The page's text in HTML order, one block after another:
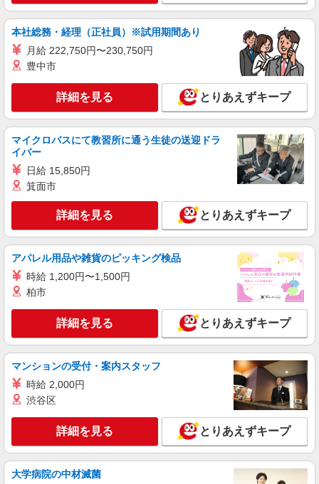
文化堂月島☆株式会社チェッカーサポート NO．7715
≪時給詳細≫ 時給 1,500円以上 ※高校生＝時
給1,400円以上 ★17時以降は時給100円UP！ ★さ
らに日祝は時給100円UP！ →日祝の17時以降は時
20 時間 )
キープ 詳細を見る
パート
サミットストア 月島3丁目店
時給1400円〜1450円（経験や業務内容によ
の勤務がある場合）
■サミットストア 月島3丁目店 東京都中央区
月島3-18
キープ 詳細を見る
パート
スーパー店内総菜スタッフ
時給1400円〜1450円（経験や業務内容によ
る） ★22時以降は平日時給の3割増！（22時以降
の勤務がある場合）
■サミットストア 月島3丁目店 東京都中央区
キープ 詳細を見る
パート
サミットストア 月島3丁目店
スーパー店内青果スタッフ
本社総務・経理（正社員）※試用期間あり
月給 222,750円〜230,750円
豊中市
詳細を見る とりあえずキープ
マイクロバスにて教習所に通う生徒の送迎ドラ
イバー
日給 15,850円
箕面市
詳細を見る とりあえずキープ
アパレル用品や雑貨のピッキング検品
時給 1,200円〜1,500円
柏市
詳細を見る とりあえずキープ
マンションの受付・案内スタッフ
時給 2,000円
渋谷区
詳細を見る とりあえずキープ
大学病院の中材滅菌